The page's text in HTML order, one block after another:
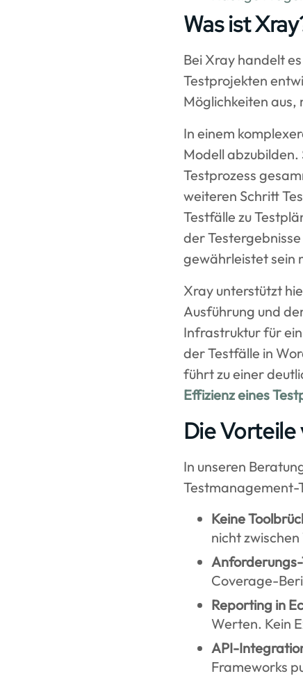
Was ist
Bei Xray handelt
Testprojekten
Möglichkeiten aus,
In einem
Modell abzubilden.
Testprozess
weiteren Schritt
Testfälle zu
der
gewährleistet sein
Xray unterstützt
Ausführung und
Infrastruktur für
der Testfälle in
führt zu einer
Effizienz eines
Die
In unseren
Testmanagement-
Keine
nicht
Coverage-
Reporting in
Werten. Kein
API-
Frameworks